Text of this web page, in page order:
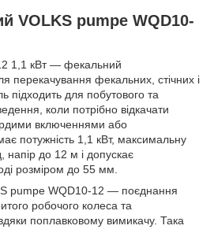
VOLKS pumpe WQD10-
1,1 кВт — фекальний
перекачування фекальних, стічних і
підходить для побутового та
коли потрібно відкачати
включеннями або
потужність 1,1 кВт, максимальну
напір до 12 м і допускає
розміром до 55 мм.
pumpe WQD10-12 — поєднання
робочого колеса та
поплавковому вимикачу. Така